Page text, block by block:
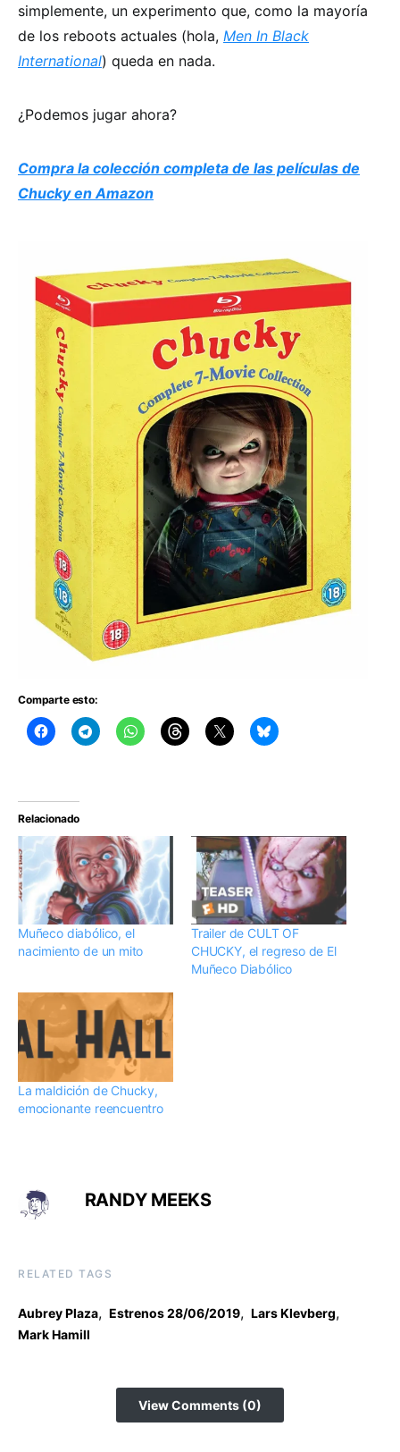
simplemente, un experimento que, como la mayoría
de los reboots actuales (hola, Men In Black
International) queda en nada.
¿Podemos jugar ahora?
Compra la colección completa de las películas de
Chucky en Amazon
Comparte esto:
Relacionado
Muñeco diabólico, el
nacimiento de un mito
Trailer de CULT OF
CHUCKY, el regreso de El
Muñeco Diabólico
La maldición de Chucky,
emocionante reencuentro
RANDY MEEKS
RELATED TAGS
Aubrey Plaza, Estrenos 28/06/2019, Lars Klevberg,
Mark Hamill
View Comments (0)